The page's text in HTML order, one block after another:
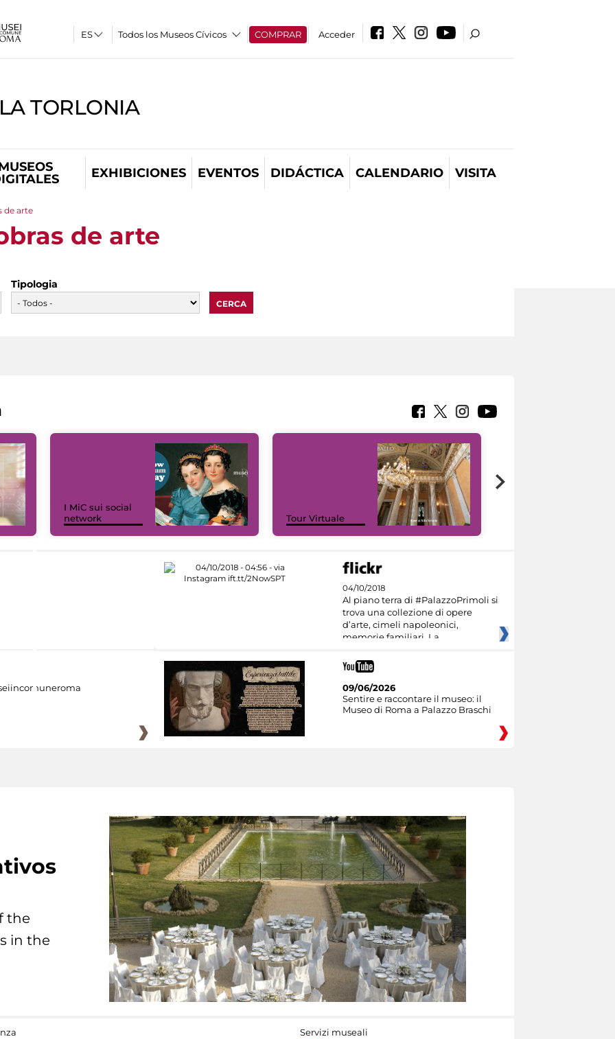
Todos los Museos Cívicos COMPRAR Acceder
TORLONIA
EXHIBICIONES EVENTOS DIDÁCTICA CALENDARIO VISITA
de arte
de arte
Tipologia
I MiC sui social
network
Tour Virtuale
04/10/2018
Al piano terra di #PalazzoPrimoli si
trova una collezione di opere
d’arte, cimeli napoleonici,
memorie familiari. La
09/06/2026
Sentire e raccontare il museo: il
Museo di Roma a Palazzo Braschi
the
in the
Servizi museali